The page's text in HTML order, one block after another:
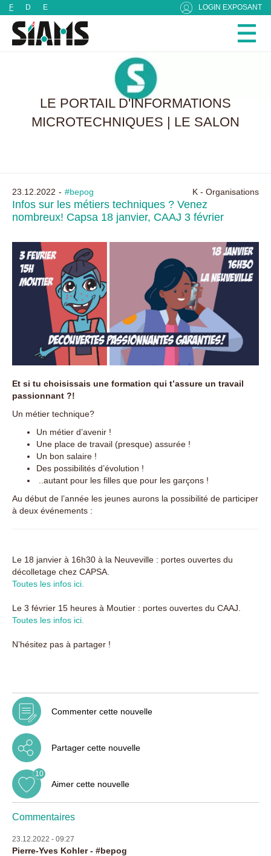
F D E LOGIN EXPOSANT
LE PORTAIL D'INFORMATIONS
MICROTECHNIQUES | LE SALON
23.12.2022 #bepog K - Organisations
Infos sur les métiers techniques ? Venez
nombreux! Capsa 18 janvier, CAAJ 3 février
Et si tu choisissais une formation qui t’assure un travail
passionnant ?!
Un métier technique?
Un métier d’avenir !
Une place de travail (presque) assurée !
Un bon salaire !
Des possibilités d’évolution !
..autant pour les filles que pour les garçons !
Au début de l’année les jeunes aurons la possibilité de participer
à deux événements :
Le 18 janvier à 16h30 à la Neuveville : portes ouvertes du
décolletage chez CAPSA.
Toutes les infos ici.
Le 3 février 15 heures à Moutier : portes ouvertes du CAAJ.
Toutes les infos ici.
N’hésitez pas à partager !
Commenter cette nouvelle
Partager cette nouvelle
Aimer cette nouvelle
10
Commentaires
23.12.2022 - 09:27
Pierre-Yves Kohler - #bepog
Panneau de gestion des cookies